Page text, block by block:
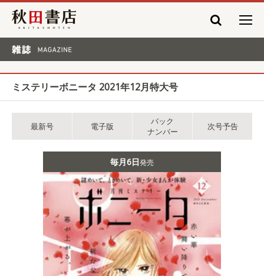
秋田書店
ミステリーボニータ 2021年12月特大号
最新号 電子版
バック
ナンバー
次号予告
毎月6日発売